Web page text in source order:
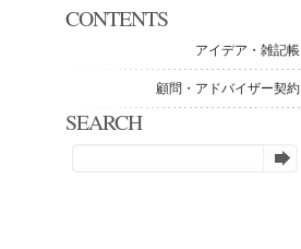
CONTENTS
アイデア・雑記帳
顧問・アドバイザー契約
SEARCH